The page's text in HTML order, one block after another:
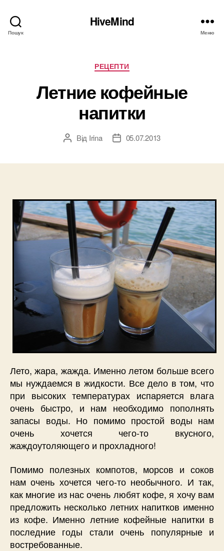
Пошук
HiveMind
Меню
Категорії
РЕЦЕПТИ
Летние кофейные
напитки
Автор
Від Irina
Дата05.07.2013
Лето, жара, жажда. Именно летом больше всего
мы нуждаемся в жидкости. Все дело в том, что
при высоких температурах испаряется влага
очень быстро, и нам необходимо пополнять
запасы воды. Но помимо простой воды нам
очень хочется чего-то вкусного,
жаждоутоляющего и прохладного!
Помимо полезных компотов, морсов и соков
нам очень хочется чего-то необычного. И так,
как многие из нас очень любят кофе, я хочу вам
предложить несколько летних напитков именно
из кофе. Именно летние кофейные напитки в
последние годы стали очень популярные и
востребованные.